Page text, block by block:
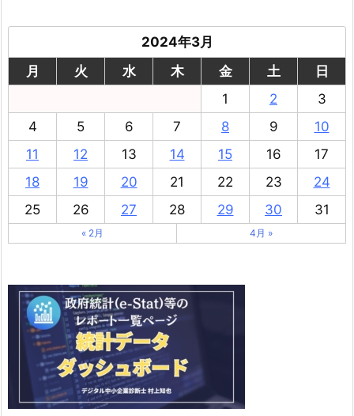
2024年3月
月
火 水 木 金 土
日
1
2
3
4
5 6 7 8 9
10
11
12 13 14 15 16
17
18
19 20 21 22 23
24
25
26 27 28 29 30 31
« 2月 4月 »